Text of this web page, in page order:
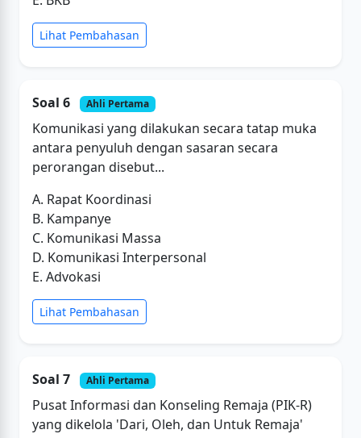
Lihat Pembahasan
Soal 6 Ahli Pertama
Komunikasi yang dilakukan secara tatap muka
antara penyuluh dengan sasaran secara
perorangan disebut...
A. Rapat Koordinasi
B. Kampanye
C. Komunikasi Massa
D. Komunikasi Interpersonal
E. Advokasi
Lihat Pembahasan
Soal 7 Ahli Pertama
Pusat Informasi dan Konseling Remaja (PIK-R)
yang dikelola 'Dari, Oleh, dan Untuk Remaja'